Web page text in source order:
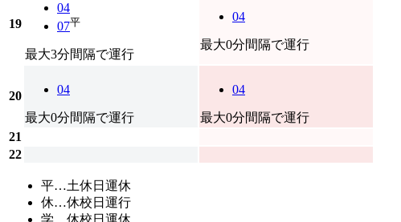
19
04
07平
最大3分間隔で運行
04
最大0分間隔で運行
20 04
最大0分間隔で運行
04
最大0分間隔で運行
21
22
平…土休日運休
休…休校日運行